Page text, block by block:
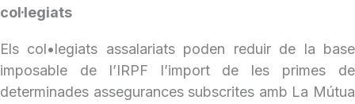
col·legiats
Els col•legiats assalariats poden reduir de la base
imposable de l’IRPF l’import de les primes de
determinades assegurances subscrites amb La Mútua